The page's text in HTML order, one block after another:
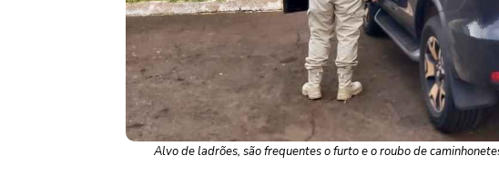
Alvo de ladrões, são frequentes o furto e o roubo de